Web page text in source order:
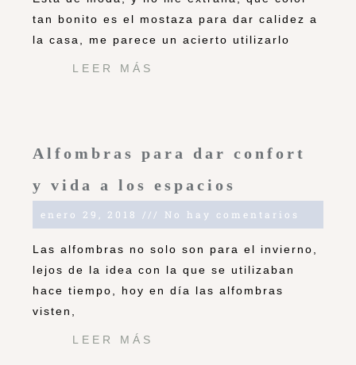
tan bonito es el mostaza para dar calidez a
la casa, me parece un acierto utilizarlo
LEER MÁS
Alfombras para dar confort
y vida a los espacios
enero 29, 2018 No hay comentarios
Las alfombras no solo son para el invierno,
lejos de la idea con la que se utilizaban
hace tiempo, hoy en día las alfombras
visten,
LEER MÁS